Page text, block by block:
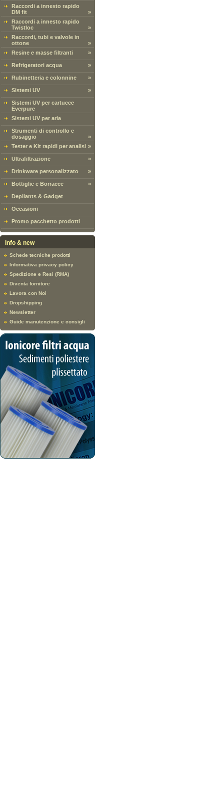
Raccordi a innesto rapido
DM fit
»
Raccordi a innesto rapido
Twistloc
»
Raccordi, tubi e valvole in
ottone
»
Resine e masse filtranti
»
Refrigeratori acqua »
Rubinetteria e colonnine »
Sistemi UV »
Sistemi UV per cartucce
Everpure
Sistemi UV per aria
Strumenti di controllo e
dosaggio
»
Tester e Kit rapidi per analisi »
Ultrafiltrazione »
Drinkware personalizzato »
Bottiglie e Borracce »
Depliants & Gadget
Occasioni
Promo pacchetto prodotti
Info & new
Schede tecniche prodotti
Informativa privacy policy
Spedizione e Resi (RMA)
Diventa fornitore
Lavora con Noi
Dropshipping
Newsletter
Guide manutenzione e consigli